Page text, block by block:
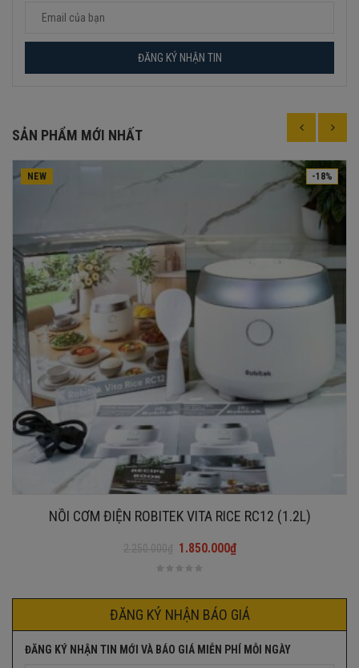
SẢN PHẨM MỚI NHẤT
-18%
NEW
NỒI CƠM ĐIỆN ROBITEK VITA RICE RC12 (1.2L)
2.250.000₫ 1.850.000₫
ĐĂNG KÝ NHẬN BÁO GIÁ
ĐĂNG KÝ NHẬN TIN MỚI VÀ BÁO GIÁ MIỄN PHÍ MỖI NGÀY